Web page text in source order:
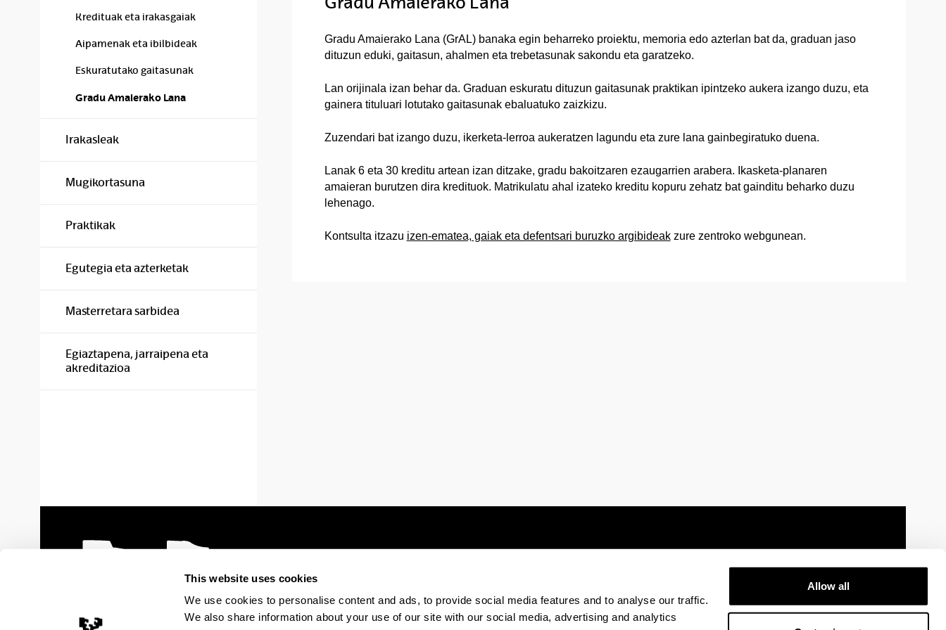
This website uses cookies
We use cookies to personalise content and ads, to provide social media features and to analyse our traffic.
We also share information about your use of our site with our social media, advertising and analytics
Allow all
Kredituak eta irakasgaiak
Aipamenak eta ibilbideak
Eskuratutako gaitasunak
Gradu Amaierako Lana
Irakasleak
Mugikortasuna
Praktikak
Egutegia eta azterketak
Masterretara sarbidea
Egiaztapena, jarraipena eta
akreditazioa
Gradu Amaierako Lana (GrAL) banaka egin beharreko proiektu, memoria edo azterlan bat da, graduan jaso
dituzun eduki, gaitasun, ahalmen eta trebetasunak sakondu eta garatzeko.
Lan orijinala izan behar da. Graduan eskuratu dituzun gaitasunak praktikan ipintzeko aukera izango duzu, eta
gainera tituluari lotutako gaitasunak ebaluatuko zaizkizu.
Zuzendari bat izango duzu, ikerketa-lerroa aukeratzen lagundu eta zure lana gainbegiratuko duena.
Lanak 6 eta 30 kreditu artean izan ditzake, gradu bakoitzaren ezaugarrien arabera. Ikasketa-planaren
amaieran burutzen dira kredituok. Matrikulatu ahal izateko kreditu kopuru zehatz bat gainditu beharko duzu
lehenago.
Kontsulta itzazu izen-ematea, gaiak eta defentsari buruzko argibideakzure zentroko webgunean.
Contact